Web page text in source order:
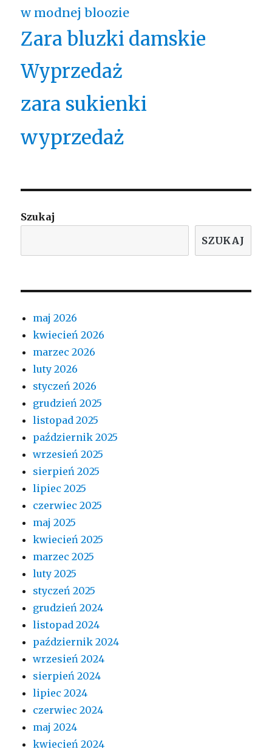
w modnej bloozie
Zara bluzki damskie
Wyprzedaż
zara sukienki
wyprzedaż
Szukaj
SZUKAJ
maj 2026
kwiecień 2026
marzec 2026
luty 2026
styczeń 2026
grudzień 2025
listopad 2025
październik 2025
wrzesień 2025
sierpień 2025
lipiec 2025
czerwiec 2025
maj 2025
kwiecień 2025
marzec 2025
luty 2025
styczeń 2025
grudzień 2024
listopad 2024
październik 2024
wrzesień 2024
sierpień 2024
lipiec 2024
czerwiec 2024
maj 2024
kwiecień 2024